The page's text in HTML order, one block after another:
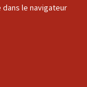
le navigateur